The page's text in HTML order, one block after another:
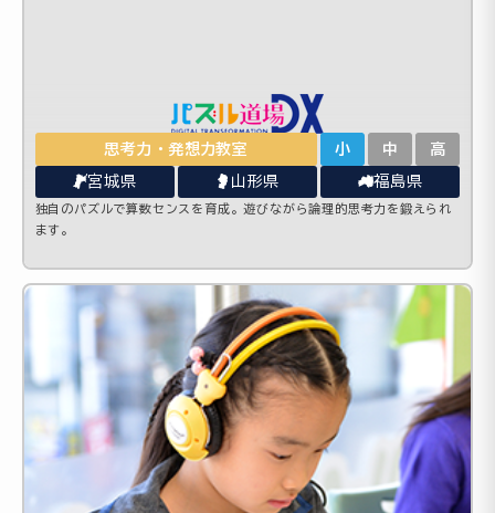
思考力・発想力教室 小 中 高
宮城県 山形県 福島県
独自のパズルで算数センスを育成。遊びながら論理的思考力を鍛えられ
ます。